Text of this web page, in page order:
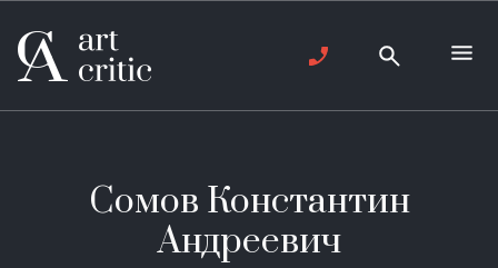
Сомов Константин
Андреевич